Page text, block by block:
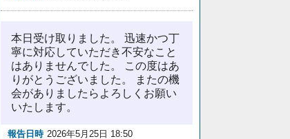
本日受け取りました。 迅速かつ丁
寧に対応していただき不安なこと
はありませんでした。 この度はあ
りがとうございました。 またの機
会がありましたらよろしくお願い
いたします。
報告日時 2026年5月25日 18:50